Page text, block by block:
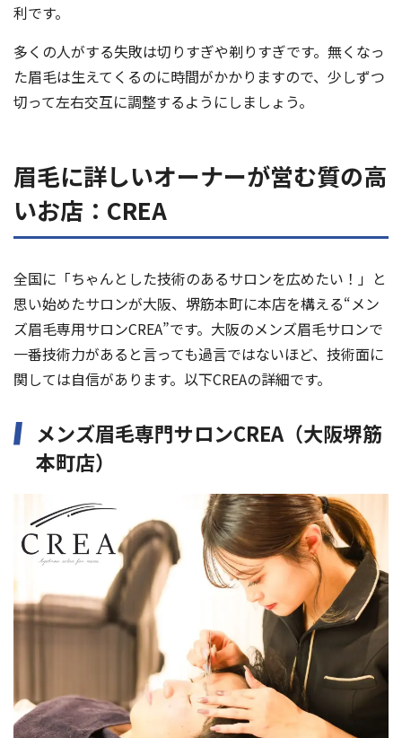
利です。
多くの人がする失敗は切りすぎや剃りすぎです。無くなっ
た眉毛は生えてくるのに時間がかかりますので、少しずつ
切って左右交互に調整するようにしましょう。
眉毛に詳しいオーナーが営む質の高
いお店：CREA
全国に「ちゃんとした技術のあるサロンを広めたい！」と
思い始めたサロンが大阪、堺筋本町に本店を構える“メン
ズ眉毛専用サロンCREA”です。大阪のメンズ眉毛サロンで
一番技術力があると言っても過言ではないほど、技術面に
関しては自信があります。以下CREAの詳細です。
メンズ眉毛専門サロンCREA（大阪堺筋
本町店）